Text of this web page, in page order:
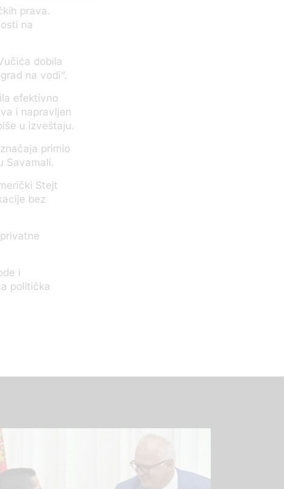
prava.
na
dobila
na vodi“.
efektivno
i napravljen
u izveštaju.
primio
Savamali.
Stejt
bez
i
politička